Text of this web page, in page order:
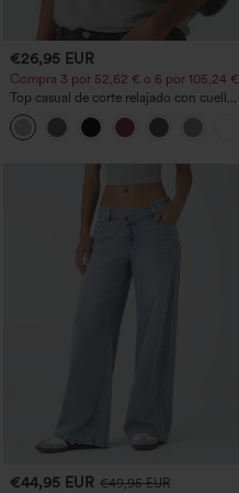
€26,95 EUR
Compra 3 por 52,62 € o 6 por 105,24 €.
Top casual de corte relajado con cuello
redondo y mangas murciélago.
€44,95 EUR €49,95 EUR